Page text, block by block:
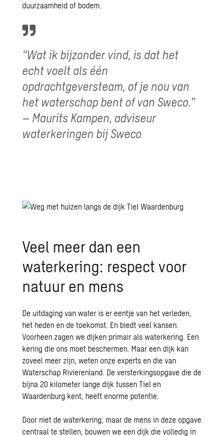
duurzaamheid of bodem.
“Wat ik bijzonder vind, is dat het
echt voelt als één
opdrachtgeversteam, of je nou van
het waterschap bent of van Sweco.”
– Maurits Kampen, adviseur
waterkeringen bij Sweco
Veel meer dan een
waterkering: respect voor
natuur en mens
De uitdaging van water is er eentje van het verleden,
het heden en de toekomst. En biedt veel kansen.
Voorheen zagen we dijken primair als waterkering. Een
kering die ons moet beschermen. Maar een dijk kan
zoveel meer zijn, weten onze experts en die van
Waterschap Rivierenland. De versterkingsopgave die de
bijna 20 kilometer lange dijk tussen Tiel en
Waardenburg kent, heeft enorme potentie.
Door niet de waterkering, maar de mens in deze opgave
centraal te stellen, bouwen we een dijk die volledig in